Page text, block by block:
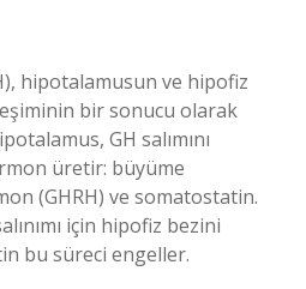
hipotalamusun ve hipofiz
bir sonucu olarak
GH salımını
üretir: büyüme
(GHRH) ve somatostatin.
için hipofiz bezini
bu süreci engeller.